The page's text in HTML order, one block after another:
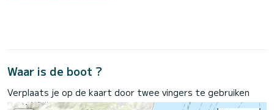
Waar is de boot ?
Verplaats je op de kaart door twee vingers te gebruiken